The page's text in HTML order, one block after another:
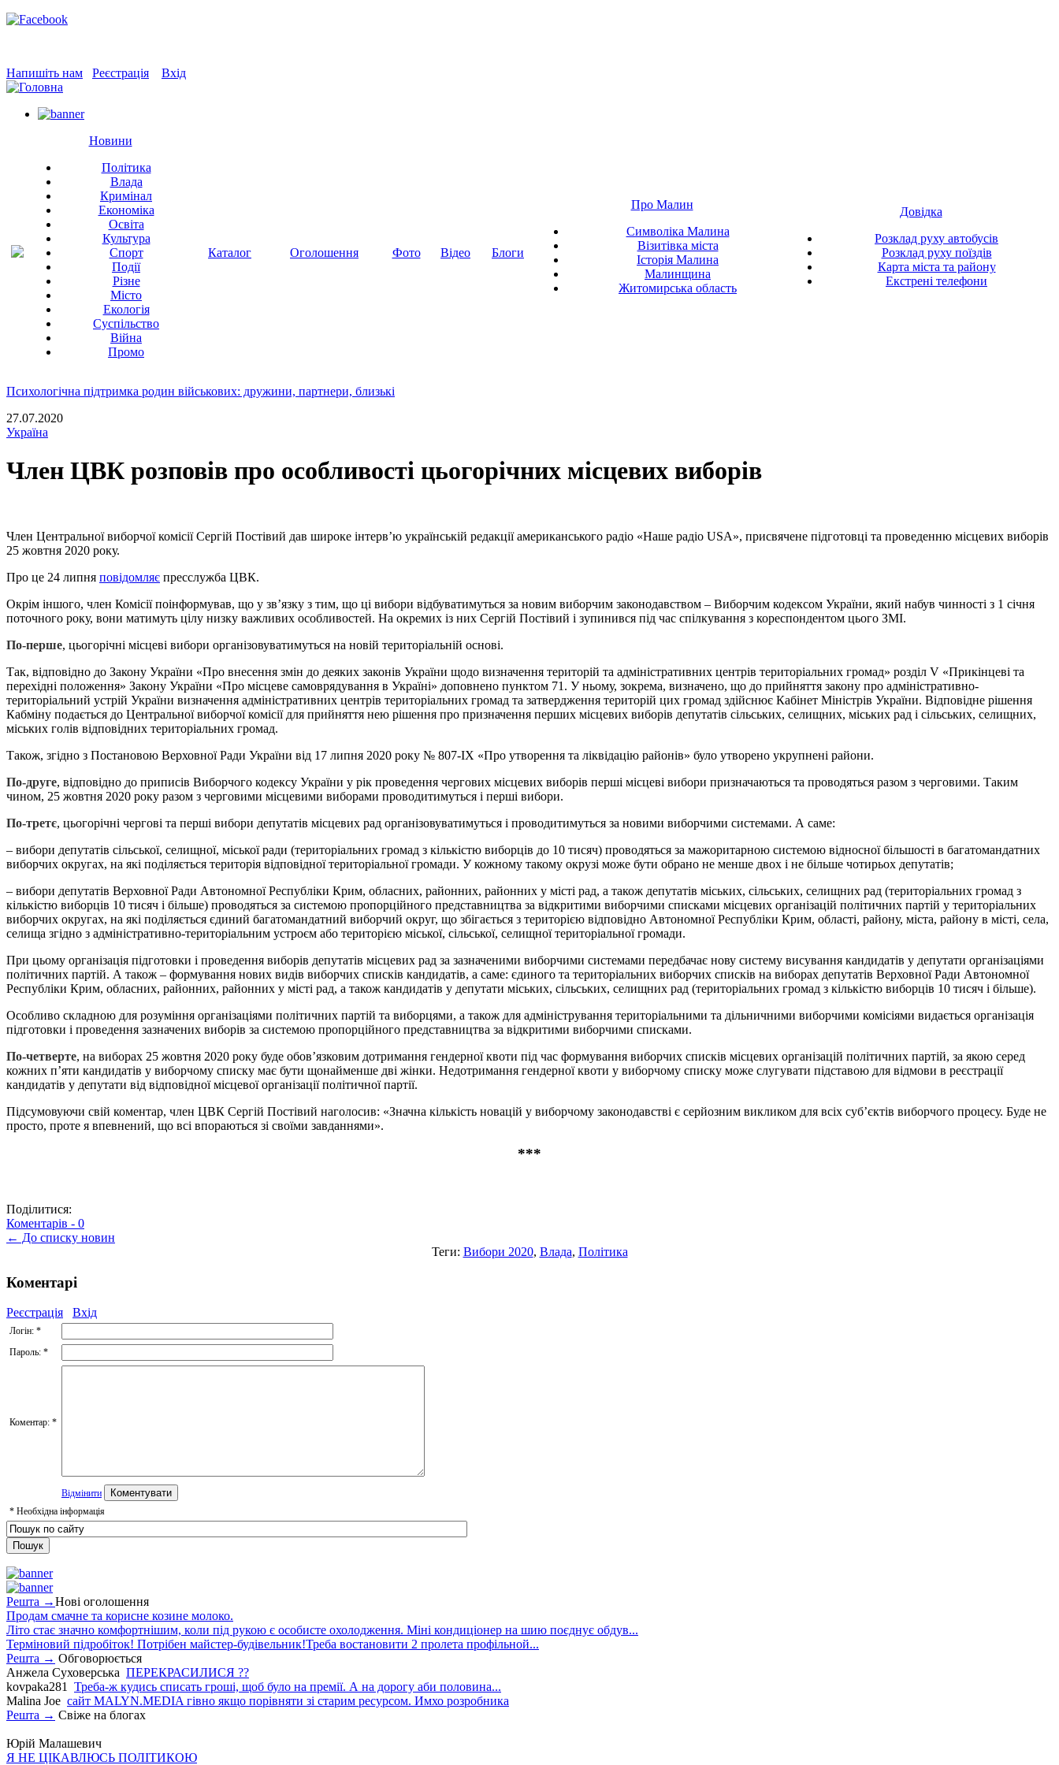
Напишіть нам Реєстрація Вхід
Новини
Політика
Влада
Кримінал
Економіка
Освіта
Культура
Спорт
Події
Різне
Місто
Екологія
Суспільство
Війна
Промо
Каталог Оголошення Фото Відео Блоги
Про Малин
Символіка Малина
Візитівка міста
Історія Малина
Малинщина
Житомирська область
Довідка
Розклад руху автобусів
Розклад руху поїздів
Карта міста та району
Екстрені телефони
Психологічна підтримка родин військових: дружини, партнери, близькі
27.07.2020
Україна
Член ЦВК розповів про особливості цьогорічних місцевих виборів
Член Центральної виборчої комісії Сергій Постівий дав широке інтервʼю українській редакції американського радіо «Наше радіо USA», присвячене підготовці та проведенню місцевих виборів
25 жовтня 2020 року.
Про це 24 липня повідомляє пресслужба ЦВК.
Окрім іншого, член Комісії поінформував, що у звʼязку з тим, що ці вибори відбуватимуться за новим виборчим законодавством – Виборчим кодексом України, який набув чинності з 1 січня
поточного року, вони матимуть цілу низку важливих особливостей. На окремих із них Сергій Постівий і зупинився під час спілкування з кореспондентом цього ЗМІ.
По-перше, цьогорічні місцеві вибори організовуватимуться на новій територіальній основі.
Так, відповідно до Закону України «Про внесення змін до деяких законів України щодо визначення територій та адміністративних центрів територіальних громад» розділ V «Прикінцеві та
перехідні положення» Закону України «Про місцеве самоврядування в Україні» доповнено пунктом 71. У ньому, зокрема, визначено, що до прийняття закону про адміністративно-
територіальний устрій України визначення адміністративних центрів територіальних громад та затвердження територій цих громад здійснює Кабінет Міністрів України. Відповідне рішення
Кабміну подається до Центральної виборчої комісії для прийняття нею рішення про призначення перших місцевих виборів депутатів сільських, селищних, міських рад і сільських, селищних,
міських голів відповідних територіальних громад.
Також, згідно з Постановою Верховної Ради України від 17 липня 2020 року № 807-ІХ «Про утворення та ліквідацію районів» було утворено укрупнені райони.
По-друге, відповідно до приписів Виборчого кодексу України у рік проведення чергових місцевих виборів перші місцеві вибори призначаються та проводяться разом з черговими. Таким
чином, 25 жовтня 2020 року разом з черговими місцевими виборами проводитимуться і перші вибори.
По-третє, цьогорічні чергові та перші вибори депутатів місцевих рад організовуватимуться і проводитимуться за новими виборчими системами. А саме:
– вибори депутатів сільської, селищної, міської ради (територіальних громад з кількістю виборців до 10 тисяч) проводяться за мажоритарною системою відносної більшості в багатомандатних
виборчих округах, на які поділяється територія відповідної територіальної громади. У кожному такому окрузі може бути обрано не менше двох і не більше чотирьох депутатів;
– вибори депутатів Верховної Ради Автономної Республіки Крим, обласних, районних, районних у місті рад, а також депутатів міських, сільських, селищних рад (територіальних громад з
кількістю виборців 10 тисяч і більше) проводяться за системою пропорційного представництва за відкритими виборчими списками місцевих організацій політичних партій у територіальних
виборчих округах, на які поділяється єдиний багатомандатний виборчий округ, що збігається з територією відповідно Автономної Республіки Крим, області, району, міста, району в місті, села,
селища згідно з адміністративно-територіальним устроєм або територією міської, сільської, селищної територіальної громади.
При цьому організація підготовки і проведення виборів депутатів місцевих рад за зазначеними виборчими системами передбачає нову систему висування кандидатів у депутати організаціями
політичних партій. А також – формування нових видів виборчих списків кандидатів, а саме: єдиного та територіальних виборчих списків на виборах депутатів Верховної Ради Автономної
Республіки Крим, обласних, районних, районних у місті рад, а також кандидатів у депутати міських, сільських, селищних рад (територіальних громад з кількістю виборців 10 тисяч і більше).
Особливо складною для розуміння організаціями політичних партій та виборцями, а також для адміністрування територіальними та дільничними виборчими комісіями видається організація
підготовки і проведення зазначених виборів за системою пропорційного представництва за відкритими виборчими списками.
По-четверте, на виборах 25 жовтня 2020 року буде обов’язковим дотримання гендерної квоти під час формування виборчих списків місцевих організацій політичних партій, за якою серед
кожних п’яти кандидатів у виборчому списку має бути щонайменше дві жінки. Недотримання гендерної квоти у виборчому списку може слугувати підставою для відмови в реєстрації
кандидатів у депутати від відповідної місцевої організації політичної партії.
Підсумовуючи свій коментар, член ЦВК Сергій Постівий наголосив: «Значна кількість новацій у виборчому законодавстві є серйозним викликом для всіх суб’єктів виборчого процесу. Буде не
просто, проте я впевнений, що всі впораються зі своїми завданнями».
***
Поділитися:
Коментарів - 0
← До списку новин
Теги: Вибори 2020, Влада, Політика
Коментарі
Реєстрація Вхід
Логін: *
Пароль: *
Коментар: *
Відмінити
* Необхідна інформація
Решта →Нові оголошення
Продам смачне та корисне козине молоко.
Літо стає значно комфортнішим, коли під рукою є особисте охолодження. Міні кондиціонер на шию поєднує обдув...
Терміновий підробіток! Потрібен майстер-будівельник!Треба востановити 2 пролета профільной...
Решта → Обговорюється
Анжела Суховерська ПЕРЕКРАСИЛИСЯ ??
kovpaka281
Треба-ж кудись списать гроші, щоб було на премії. А на дорогу аби половина...
Malina Joe сайт MALYN.MEDIA гiвно якщо порiвняти зi старим ресурсом. Имхо розробника
Решта → Свіже на блогах
Юрій Малашевич
Я НЕ ЦІКАВЛЮСЬ ПОЛІТИКОЮ